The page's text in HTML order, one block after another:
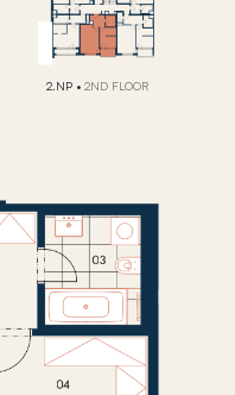
2.NP • 2ND FLOOR